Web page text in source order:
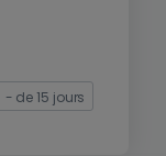
- de 15 jours